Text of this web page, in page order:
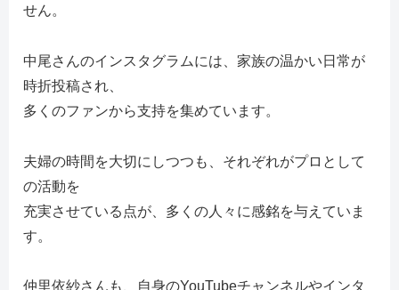
せん。
中尾さんのインスタグラムには、家族の温かい日常が
時折投稿され、
多くのファンから支持を集めています。
夫婦の時間を大切にしつつも、それぞれがプロとして
の活動を
充実させている点が、多くの人々に感銘を与えていま
す。
仲里依紗さんも、自身のYouTubeチャンネルやインタ